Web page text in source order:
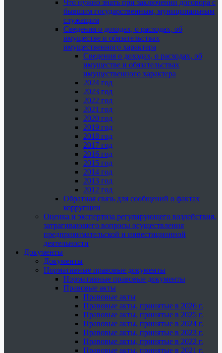
Что нужно знать при заключении договора с
бывшим государственным, муниципальным
служащим
Сведения о доходах, о расходах, об
имуществе и обязательствах
имущественного характера
Сведения о доходах, о расходах, об
имуществе и обязательствах
имущественного характера
2024 год
2023 год
2022 год
2021 год
2020 год
2019 год
2018 год
2017 год
2016 год
2015 год
2014 год
2013 год
2012 год
Обратная связь для сообщений о фактах
коррупции
Оценка и экспертиза регулирующего воздействия,
затрагивающего вопросы осуществления
предпринимательской и инвестиционной
деятельности
Документы
Документы
Нормативные правовые документы
Нормативные правовые документы
Правовые акты
Правовые акты
Правовые акты, принятые в 2026 г.
Правовые акты, принятые в 2025 г.
Правовые акты, принятые в 2024 г.
Правовые акты, принятые в 2023 г.
Правовые акты, принятые в 2022 г.
Правовые акты, принятые в 2021 г.